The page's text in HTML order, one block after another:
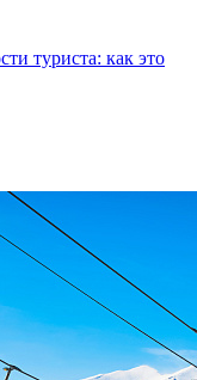
туриста: как это